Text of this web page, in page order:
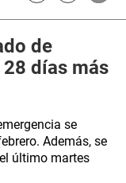
de
días más
se
Además, se
último martes